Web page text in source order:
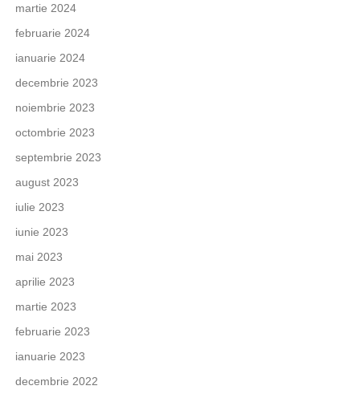
martie 2024
februarie 2024
ianuarie 2024
decembrie 2023
noiembrie 2023
octombrie 2023
septembrie 2023
august 2023
iulie 2023
iunie 2023
mai 2023
aprilie 2023
martie 2023
februarie 2023
ianuarie 2023
decembrie 2022